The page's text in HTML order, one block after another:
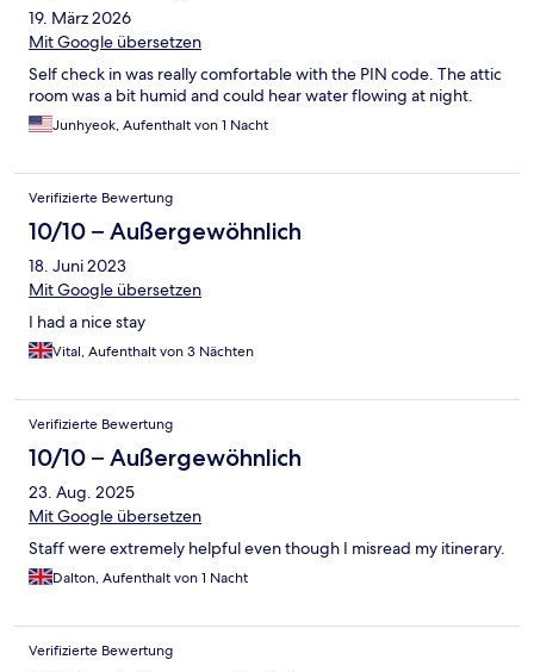
19. März 2026
Mit Google übersetzen
Self check in was really comfortable with the PIN code. The attic
room was a bit humid and could hear water flowing at night.
Junhyeok, Aufenthalt von 1 Nacht
Verifizierte Bewertung
10/10 – Außergewöhnlich
18. Juni 2023
Mit Google übersetzen
I had a nice stay
Vital, Aufenthalt von 3 Nächten
Verifizierte Bewertung
10/10 – Außergewöhnlich
23. Aug. 2025
Mit Google übersetzen
Staff were extremely helpful even though I misread my itinerary.
Dalton, Aufenthalt von 1 Nacht
Verifizierte Bewertung